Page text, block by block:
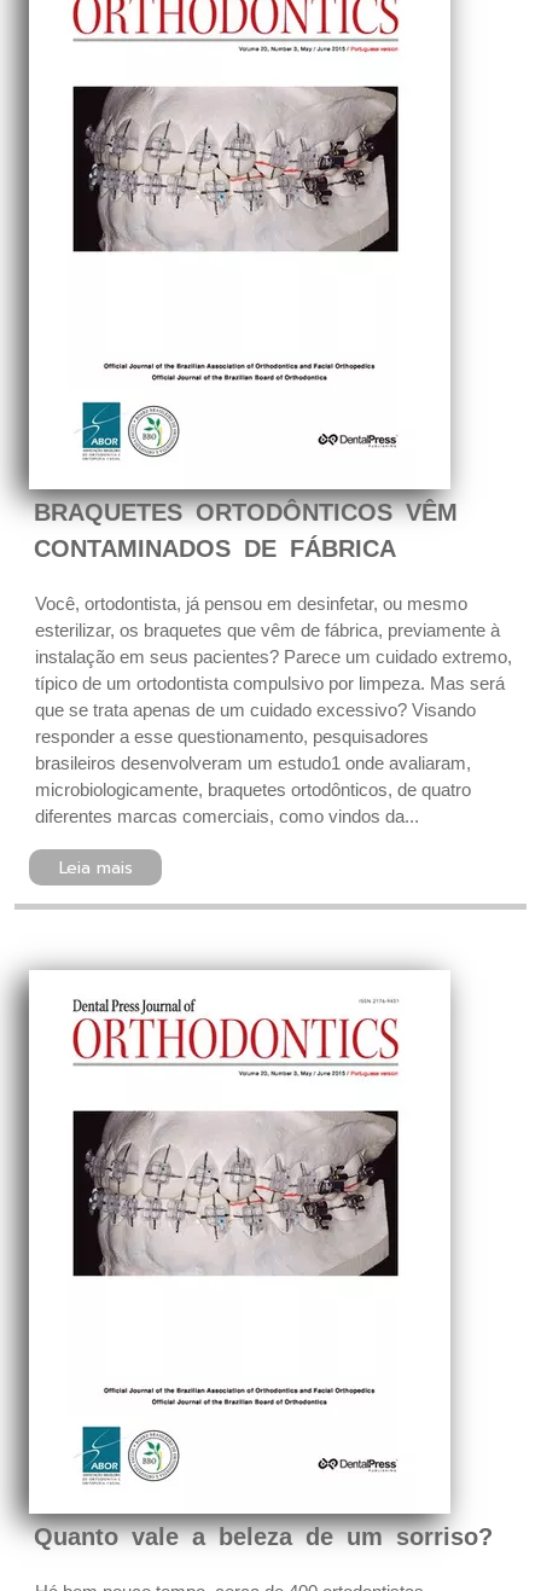
BRAQUETES ORTODÔNTICOS VÊM
CONTAMINADOS DE FÁBRICA
Você, ortodontista, já pensou em desinfetar, ou mesmo
esterilizar, os braquetes que vêm de fábrica, previamente à
instalação em seus pacientes? Parece um cuidado extremo,
típico de um ortodontista compulsivo por limpeza. Mas será
que se trata apenas de um cuidado excessivo? Visando
responder a esse questionamento, pesquisadores
brasileiros desenvolveram um estudo1 onde avaliaram,
microbiologicamente, braquetes ortodônticos, de quatro
diferentes marcas comerciais, como vindos da...
Leia mais
Quanto vale a beleza de um sorriso?